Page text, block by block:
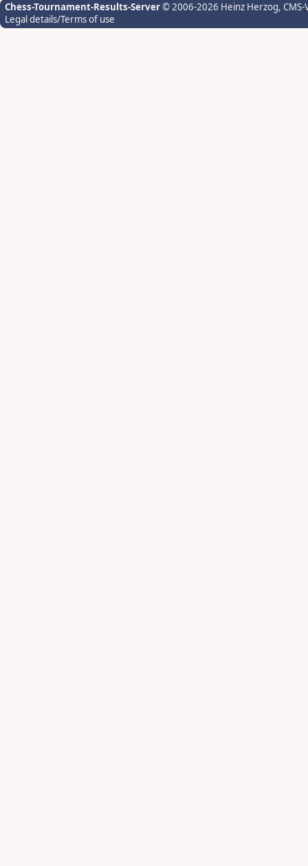
Chess-Tournament-Results-Server© 2006-2026 Heinz Herzog,
Legal details/Terms of use